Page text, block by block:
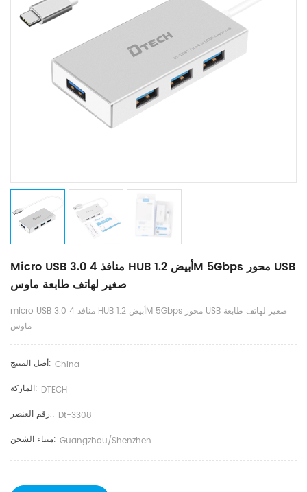
Micro USB 3.0 4 منافذ HUB أبيض 1.2M 5Gbps محور USB
صغير لهاتف طابعة ماوس
micro USB 3.0 4 منافذ HUB أبيض 1.2M 5Gbps محور USB صغير لهاتف طابعة
ماوس
أصل المنتج: China
الماركة: DTECH
رقم العنصر.: Dt-3308
ميناء الشحن: Guangzhou/shenzhen